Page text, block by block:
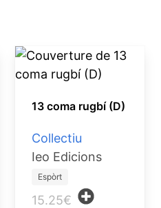
13 coma rugbí (D)
Collectiu
Ieo Edicions
Espòrt
15.25€